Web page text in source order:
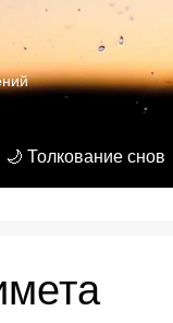
🌙 Толкование снов